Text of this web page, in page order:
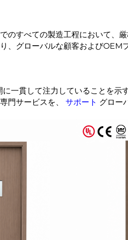
のすべての製造工程において、
、グローバルな顧客およびOEM
一貫して注力していることを示
門サービスを、 サポート グロー